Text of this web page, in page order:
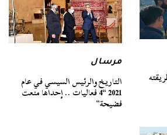
مرسال
التاريخ والرئيس السيسي في عام
2021 “4 فعاليات .. إحداها منعت
فضيحة”